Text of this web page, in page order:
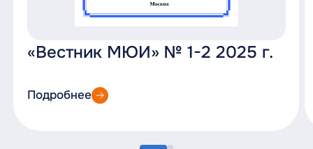
«Вестник МЮИ» № 1-2 2025 г.
Подробнее